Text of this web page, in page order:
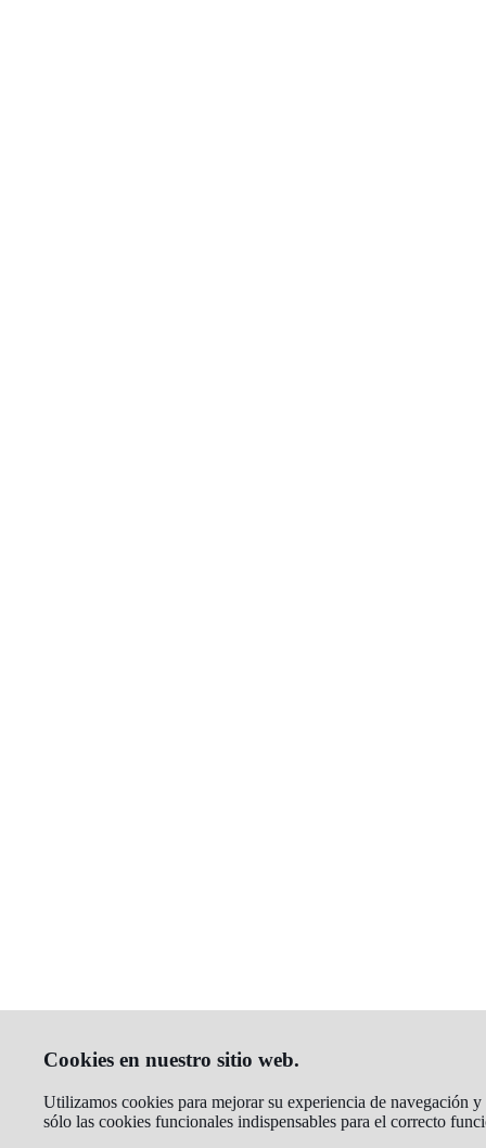
Cookies en nuestro sitio web.
Utilizamos cookies para mejorar su experiencia de navegación
sólo las cookies funcionales indispensables para el correcto